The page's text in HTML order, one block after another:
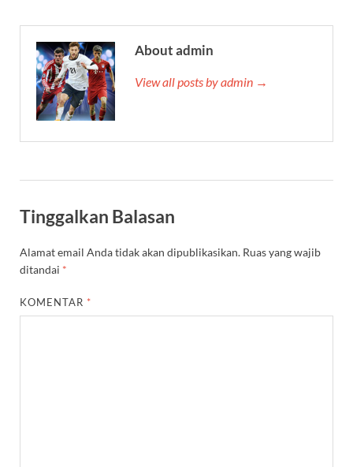
About admin
View all posts by admin →
Tinggalkan Balasan
Alamat email Anda tidak akan dipublikasikan. Ruas yang wajib
ditandai *
KOMENTAR *